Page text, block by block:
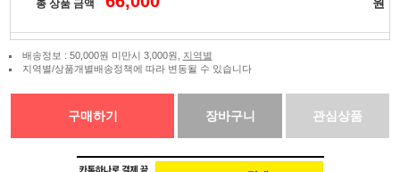
총 상품 금액
배송정보 : 50,000원 미만시 3,000원,
지역별
지역별/상품개별배송정책에 따라 변동될 수 있습니다
구매하기 장바구니 관심상품